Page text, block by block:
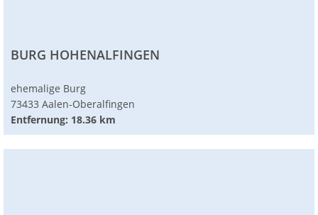
BURG HOHENALFINGEN
ehemalige Burg
73433 Aalen-Oberalfingen
Entfernung: 18.36 km